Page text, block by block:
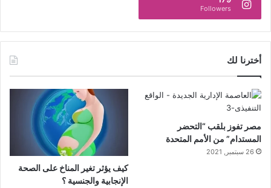
Followers
أخترنا لك
مصر تفوز بلقب “التحضر
المستدام” من الأمم المتحدة
26 سبتمبر, 2021
كيف يؤثر تغير المناخ على الصحة
الإنجابية والجنسية ؟